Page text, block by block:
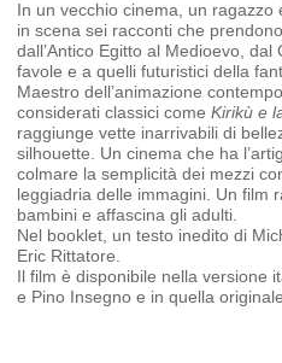
In un vecchio cinema, un
in scena sei racconti che
dall’Antico Egitto al Medioevo,
favole e a quelli futuristici della
Maestro dell’animazione
considerati classici come Kirikù e
raggiunge vette inarrivabili di
silhouette. Un cinema che ha
colmare la semplicità dei mezzi
leggiadria delle immagini. Un film
bambini e affascina gli adulti.
Nel booklet, un testo inedito di
Eric Rittatore.
Il film è disponibile nella versione
e Pino Insegno e in quella